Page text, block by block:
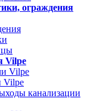
ограждения
Vilpe
Vilpe
Vilpe
канализации